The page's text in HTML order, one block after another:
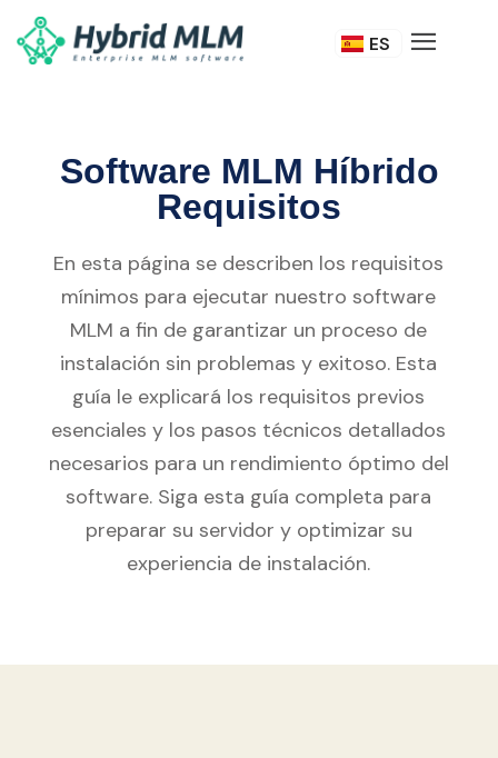
ES
IT
Software MLM Híbrido
Requisitos
En esta página se describen los requisitos
mínimos para ejecutar nuestro software
MLM a fin de garantizar un proceso de
instalación sin problemas y exitoso. Esta
guía le explicará los requisitos previos
esenciales y los pasos técnicos detallados
necesarios para un rendimiento óptimo del
software. Siga esta guía completa para
preparar su servidor y optimizar su
experiencia de instalación.